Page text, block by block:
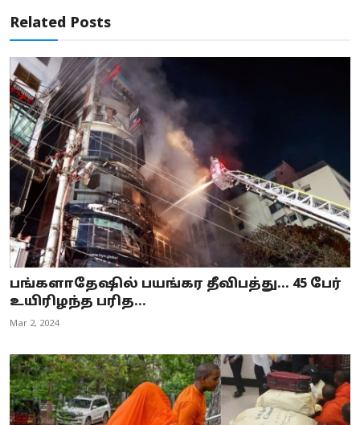
Related Posts
பங்களாதேஷில் பயங்கர தீவிபத்து... 45 பேர்
உயிரிழந்த பரித...
Mar 2, 2024